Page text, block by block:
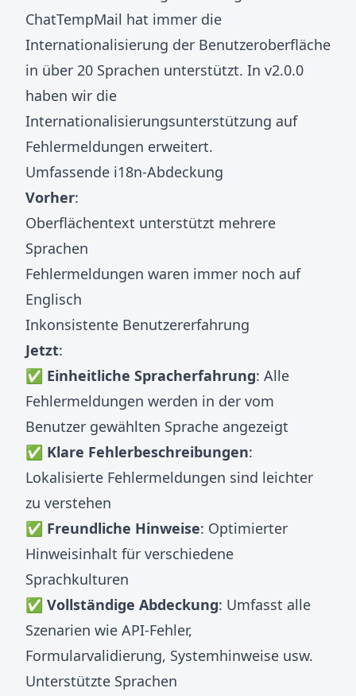
ChatTempMail hat immer die
Internationalisierung der Benutzeroberfläche
in über 20 Sprachen unterstützt. In v2.0.0
haben wir die
Internationalisierungsunterstützung auf
Fehlermeldungen erweitert.
Umfassende i18n-Abdeckung
Vorher:
Oberflächentext unterstützt mehrere
Sprachen
Fehlermeldungen waren immer noch auf
Englisch
Inkonsistente Benutzererfahrung
Jetzt:
✅ Einheitliche Spracherfahrung: Alle
Fehlermeldungen werden in der vom
Benutzer gewählten Sprache angezeigt
✅ Klare Fehlerbeschreibungen:
Lokalisierte Fehlermeldungen sind leichter
zu verstehen
✅ Freundliche Hinweise: Optimierter
Hinweisinhalt für verschiedene
Sprachkulturen
✅ Vollständige Abdeckung: Umfasst alle
Szenarien wie API-Fehler,
Formularvalidierung, Systemhinweise usw.
Unterstützte Sprachen